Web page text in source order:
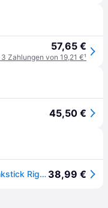
57,65 €
3 Zahlungen von 19,21 €¹
45,50 €
Fox International Camolite™ Large Bankstick Rig Case Braun 38,99 €